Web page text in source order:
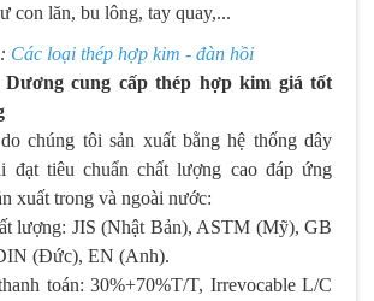
con lăn, bu lông, tay quay,...
Các loại thép hợp kim - đàn hồi
cung cấp thép hợp kim giá tốt
chúng tôi sản xuất bằng hệ thống dây
đạt tiêu chuẩn chất lượng cao đáp ứng
xuất trong và ngoài nước:
lượng: JIS (Nhật Bản), ASTM (Mỹ), GB
(Đức), EN (Anh).
toán: 30%+70%T/T, Irrevocable L/C